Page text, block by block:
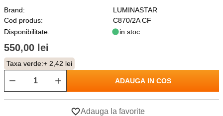
Brand:
LUMINASTAR
Cod produs:
C870/2A CF
Disponibilitate:
in stoc
550,00 lei
Taxa verde:+ 2,42 lei
ADAUGA IN COS
Adauga la favorite